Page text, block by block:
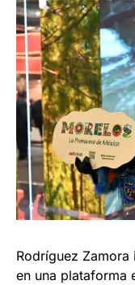
Rodríguez
en una plataforma